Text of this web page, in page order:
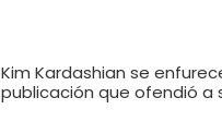
Kim Kardashian se
publicación que ofendió a